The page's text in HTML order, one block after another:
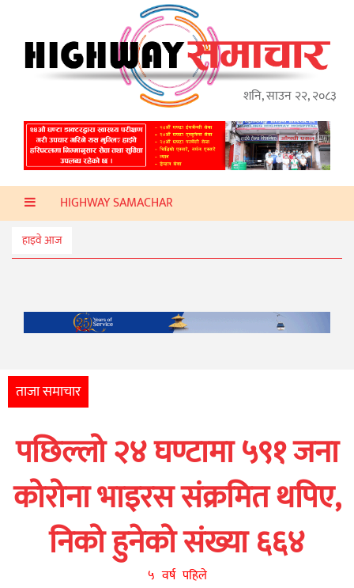
शनि, साउन २२, २०८३
गृहपृष्ठ
ताजा
समाचार
प्रदेश
प्रविधि
स्वास्थ्य
मनोरञ्जन
आर्थिक
नेपाली
युनिकोड
HIGHWAY SAMACHAR
हाइवे आज
ताजा समाचार
पछिल्लो २४ घण्टामा ५९१ जना
कोरोना भाइरस संक्रमित थपिए,
निको हुनेको संख्या ६६४
५ वर्ष पहिले